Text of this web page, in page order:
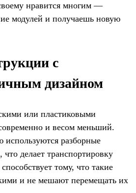
нравится многим —
модулей и получаешь новую
с
дизайном
или пластиковыми
и весом меньший.
используются разборные
что делает транспортировку
тому, что такие
и не мешают перемещать их